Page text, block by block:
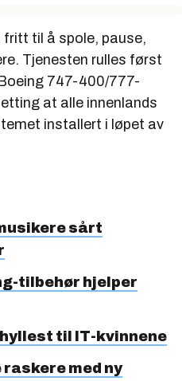
til å spole, pause,
Tjenesten rulles først
747-400/777-
at alle innenlands
installert i løpet av
sårt
tilbehør hjelper
til IT-kvinnene
raskere med ny